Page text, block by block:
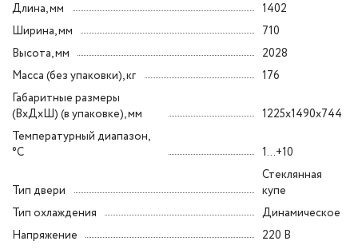
Длина, мм
1402
Ширина, мм
710
Высота, мм
2028
Масса (без упаковки), кг
176
Габаритные размеры
(ВxДxШ) (в упаковке), мм
1225x1490x744
Температурный диапазон,
°C
1...+10
Тип двери
Стеклянная
купе
Тип охлаждения
Динамическое
Напряжение
220 В